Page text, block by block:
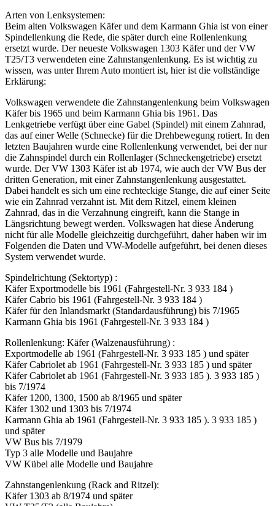
Arten von Lenksystemen:
Beim alten Volkswagen Käfer und dem Karmann Ghia ist von einer
Spindellenkung die Rede, die später durch eine Rollenlenkung
ersetzt wurde. Der neueste Volkswagen 1303 Käfer und der VW
T25/T3 verwendeten eine Zahnstangenlenkung. Es ist wichtig zu
wissen, was unter Ihrem Auto montiert ist, hier ist die vollständige
Erklärung:
Volkswagen verwendete die Zahnstangenlenkung beim Volkswagen
Käfer bis 1965 und beim Karmann Ghia bis 1961. Das
Lenkgetriebe verfügt über eine Gabel (Spindel) mit einem Zahnrad,
das auf einer Welle (Schnecke) für die Drehbewegung rotiert. In den
letzten Baujahren wurde eine Rollenlenkung verwendet, bei der nur
die Zahnspindel durch ein Rollenlager (Schneckengetriebe) ersetzt
wurde. Der VW 1303 Käfer ist ab 1974, wie auch der VW Bus der
dritten Generation, mit einer Zahnstangenlenkung ausgestattet.
Dabei handelt es sich um eine rechteckige Stange, die auf einer Seite
wie ein Zahnrad verzahnt ist. Mit dem Ritzel, einem kleinen
Zahnrad, das in die Verzahnung eingreift, kann die Stange in
Längsrichtung bewegt werden. Volkswagen hat diese Änderung
nicht für alle Modelle gleichzeitig durchgeführt, daher haben wir im
Folgenden die Daten und VW-Modelle aufgeführt, bei denen dieses
System verwendet wurde.
Spindelrichtung (Sektortyp) :
Käfer Exportmodelle bis 1961 (Fahrgestell-Nr. 3 933 184 )
Käfer Cabrio bis 1961 (Fahrgestell-Nr. 3 933 184 )
Käfer für den Inlandsmarkt (Standardausführung) bis 7/1965
Karmann Ghia bis 1961 (Fahrgestell-Nr. 3 933 184 )
Rollenlenkung: Käfer (Walzenausführung) :
Exportmodelle ab 1961 (Fahrgestell-Nr. 3 933 185 ) und später
Käfer Cabriolet ab 1961 (Fahrgestell-Nr. 3 933 185 ) und später
Käfer Cabriolet ab 1961 (Fahrgestell-Nr. 3 933 185 ). 3 933 185 )
bis 7/1974
Käfer 1200, 1300, 1500 ab 8/1965 und später
Käfer 1302 und 1303 bis 7/1974
Karmann Ghia ab 1961 (Fahrgestell-Nr. 3 933 185 ). 3 933 185 )
und später
VW Bus bis 7/1979
Typ 3 alle Modelle und Baujahre
VW Kübel alle Modelle und Baujahre
Zahnstangenlenkung (Rack and Ritzel):
Käfer 1303 ab 8/1974 und später